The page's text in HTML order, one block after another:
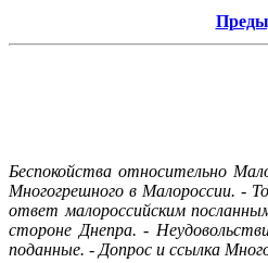
Беспокойства относительно
Многогрешного в Малороссии. -
ответ малороссийским
стороне Днепра. -
поданные. - Допрос и ссылка